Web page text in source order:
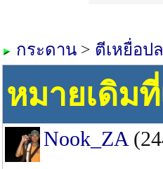
กระดาน > ตีเหยื่อป
หมายเดิม
Nook_ZA